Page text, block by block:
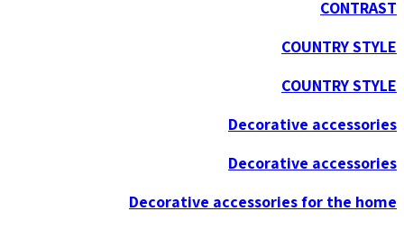
CONTRAST
COUNTRY STYLE
COUNTRY STYLE
Decorative accessories
Decorative accessories
Decorative accessories for the home